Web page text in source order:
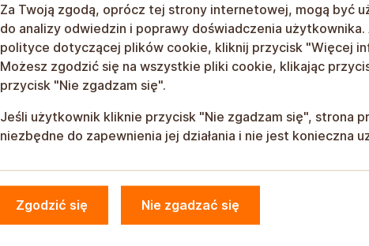
Za Twoją zgodą, oprócz tej strony internetowej, mogą być
do analizy odwiedzin i poprawy doświadczenia
polityce dotyczącej plików cookie, kliknij przycisk "Więcej
Możesz zgodzić się na wszystkie pliki cookie, klikając
przycisk "Nie zgadzam się".
Jeśli użytkownik kliknie przycisk "Nie zgadzam się", strona
niezbędne do zapewnienia jej działania i nie jest konieczna
Zgodzić się Nie zgadzać się